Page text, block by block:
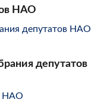
НАО
депутатов